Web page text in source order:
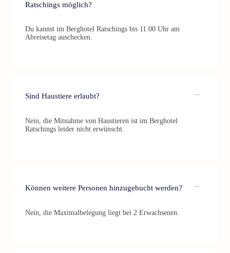
Ratschings möglich?
Du kannst im Berghotel Ratschings bis 11:00 Uhr am
Abreisetag auschecken.
Sind Haustiere erlaubt?
Nein, die Mitnahme von Haustieren ist im Berghotel
Ratschings leider nicht erwünscht.
Können weitere Personen hinzugebucht werden?
Nein, die Maximalbelegung liegt bei 2 Erwachsenen.